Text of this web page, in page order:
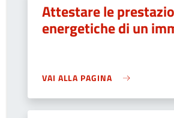
Attestare le
energetiche di un
VAI ALLA PAGINA